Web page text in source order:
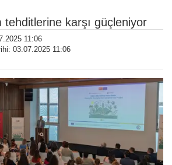
tehditlerine karşı güçleniyor
11:06
03.07.2025 11:06